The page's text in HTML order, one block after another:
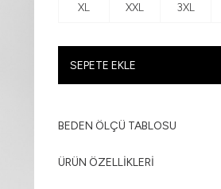
XL XXL 3XL
SEPETE EKLE
BEDEN ÖLÇÜ TABLOSU
ÜRÜN ÖZELLIKLERI